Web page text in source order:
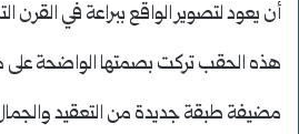
أن يعود لتصوير الواقع ببراعة في
هذه الحقب تركت بصمتها الواضحة على
مضيفة طبقة جديدة من التعقيد